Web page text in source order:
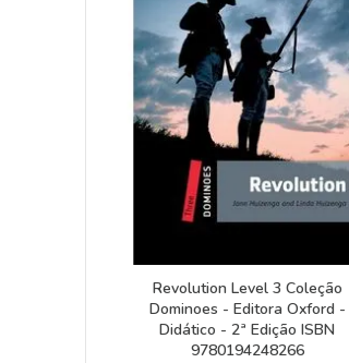
Revolution Level 3 Coleção
Dominoes - Editora Oxford -
Didático - 2ª Edição ISBN
9780194248266